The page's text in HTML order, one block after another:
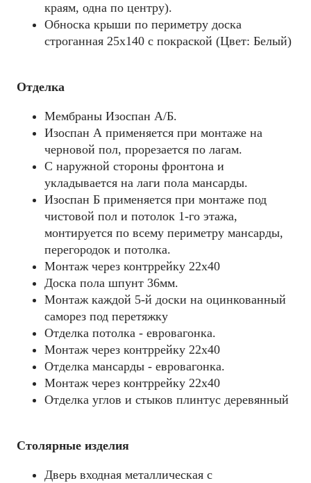
краям, одна по центру).
Обноска крыши по периметру доска
строганная 25х140 c покраской (Цвет: Белый)
Отделка
Мембраны Изоспан А/Б.
Изоспан А применяется при монтаже на
черновой пол, прорезается по лагам.
C наружной стороны фронтона и
укладывается на лаги пола мансарды.
Изоспан Б применяется при монтаже под
чистовой пол и потолок 1-го этажа,
монтируется по всему периметру мансарды,
перегородок и потолка.
Монтаж через контррейку 22х40
Доска пола шпунт 36мм.
Монтаж каждой 5-й доски на оцинкованный
саморез под перетяжку
Отделка потолка - евровагонка.
Монтаж через контррейку 22х40
Отделка мансарды - евровагонка.
Монтаж через контррейку 22х40
Отделка углов и стыков плинтус деревянный
Столярные изделия
Дверь входная металлическая с